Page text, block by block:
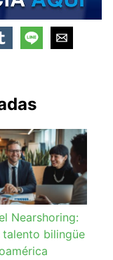
Nearshoring:
talento bilingüe